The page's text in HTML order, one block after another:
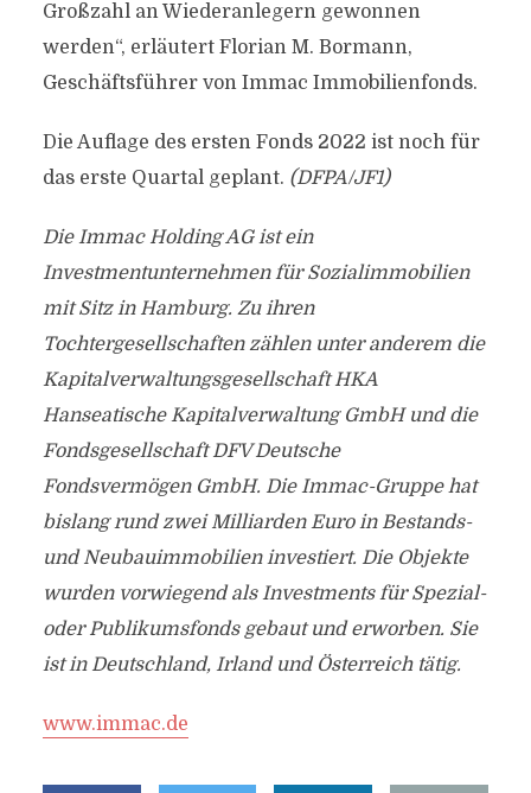
Großzahl an Wiederanlegern gewonnen
werden“, erläutert Florian M. Bormann,
Geschäftsführer von Immac Immobilienfonds.
Die Auflage des ersten Fonds 2022 ist noch für
das erste Quartal geplant. (DFPA/JF1)
Die Immac Holding AG ist ein
Investmentunternehmen für Sozialimmobilien
mit Sitz in Hamburg. Zu ihren
Tochtergesellschaften zählen unter anderem die
Kapitalverwaltungsgesellschaft HKA
Hanseatische Kapitalverwaltung GmbH und die
Fondsgesellschaft DFV Deutsche
Fondsvermögen GmbH. Die Immac-Gruppe hat
bislang rund zwei Milliarden Euro in Bestands-
und Neubauimmobilien investiert. Die Objekte
wurden vorwiegend als Investments für Spezial-
oder Publikumsfonds gebaut und erworben. Sie
ist in Deutschland, Irland und Österreich tätig.
www.immac.de